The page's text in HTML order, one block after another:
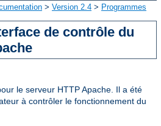
> Version 2.4 > Programmes
de contrôle du
le serveur HTTP Apache. Il a été
à contrôler le fonctionnement du